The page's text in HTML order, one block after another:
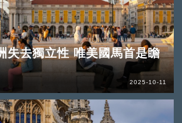
失去獨立性 唯美國馬首是瞻
2025-10-11